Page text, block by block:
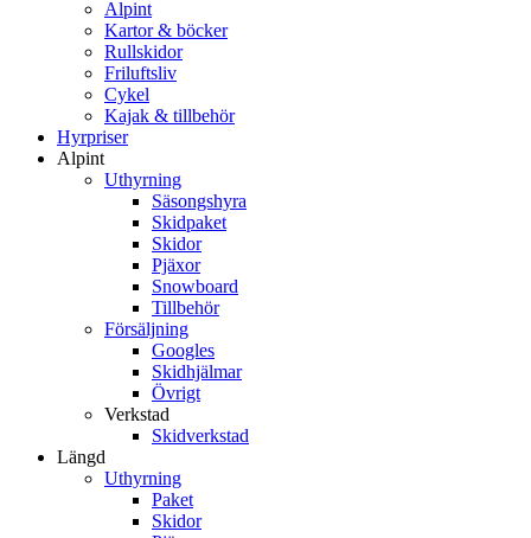
Alpint
Kartor & böcker
Rullskidor
Friluftsliv
Cykel
Kajak & tillbehör
Hyrpriser
Alpint
Uthyrning
Säsongshyra
Skidpaket
Skidor
Pjäxor
Snowboard
Tillbehör
Försäljning
Googles
Skidhjälmar
Övrigt
Verkstad
Skidverkstad
Längd
Uthyrning
Paket
Skidor